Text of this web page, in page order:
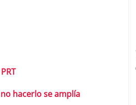
hacerlo se amplía